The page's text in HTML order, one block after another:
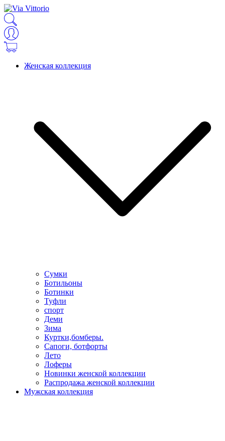
Женская коллекция
Сумки
Ботильоны
Ботинки
Туфли
спорт
Деми
Зима
Куртки,бомберы.
Сапоги, ботфорты
Лето
Лоферы
Новинки женской коллекции
Распродажа женской коллекции
Мужская коллекция